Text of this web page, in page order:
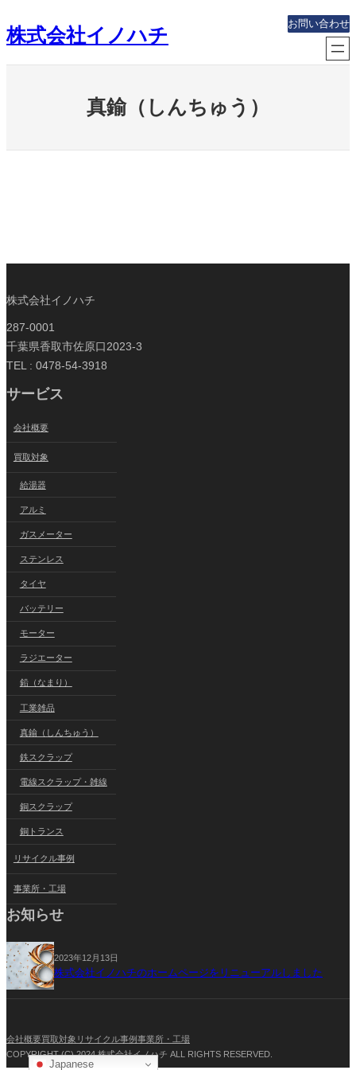
容
株式会社イノハチ
お問い合わせ
真鍮（しんちゅう）
株式会社イノハチ
287-0001
千葉県香取市佐原口2023-3
TEL : 0478-54-3918
サービス
会社概要
買取対象
給湯器
アルミ
ガスメーター
ステンレス
タイヤ
バッテリー
モーター
ラジエーター
鉛（なまり）
工業雑品
真鍮（しんちゅう）
鉄スクラップ
電線スクラップ・雑線
銅スクラップ
銅トランス
リサイクル事例
事業所・工場
お知らせ
2023年12月13日
株式会社イノハチのホームページをリニューアルしました
会社概要買取対象 リサイクル事例事業所・工場
COPYRIGHT (C) 2024 株式会社イノハチ ALL RIGHTS RESERVED.
Japanese